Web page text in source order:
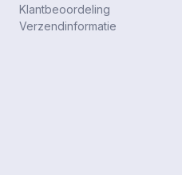
Klantbeoordeling
Verzendinformatie